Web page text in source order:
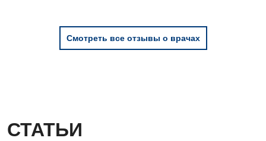
Смотреть все отзывы о врачах
СТАТЬИ